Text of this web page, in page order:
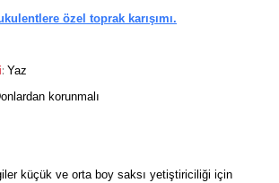
özel toprak karışımı.
: Yaz
korunmalı
küçük ve orta boy saksı yetiştiriciliği için